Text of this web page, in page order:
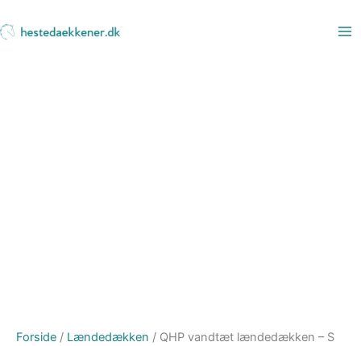
til
Forside / Lændedækken / QHP vandtæt lændedækken – S